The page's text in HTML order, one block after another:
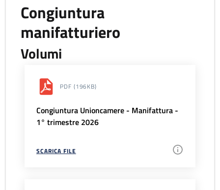
Congiuntura
manifatturiero
Volumi
PDF (196KB)
Congiuntura Unioncamere - Manifattura -
1° trimestre 2026
SCARICA FILE